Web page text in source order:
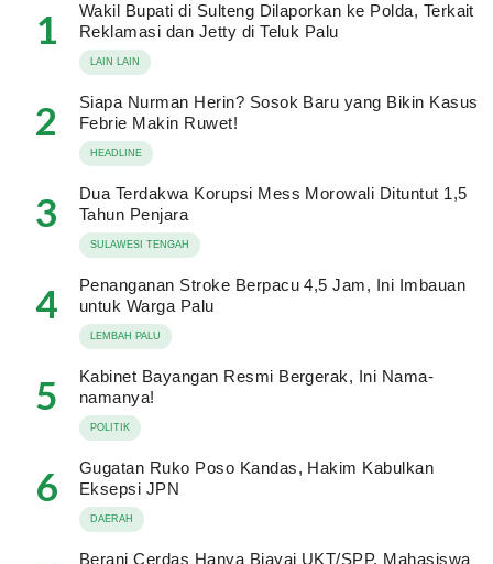
1
Wakil Bupati di Sulteng Dilaporkan ke Polda, Terkait
Reklamasi dan Jetty di Teluk Palu
LAIN LAIN
2
Siapa Nurman Herin? Sosok Baru yang Bikin Kasus
Febrie Makin Ruwet!
HEADLINE
3
Dua Terdakwa Korupsi Mess Morowali Dituntut 1,5
Tahun Penjara
SULAWESI TENGAH
4
Penanganan Stroke Berpacu 4,5 Jam, Ini Imbauan
untuk Warga Palu
LEMBAH PALU
5
Kabinet Bayangan Resmi Bergerak, Ini Nama-
namanya!
POLITIK
6
Gugatan Ruko Poso Kandas, Hakim Kabulkan
Eksepsi JPN
DAERAH
Berani Cerdas Hanya Biayai UKT/SPP, Mahasiswa